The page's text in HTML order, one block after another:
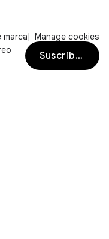
marca
Manage cookies
Suscribirse